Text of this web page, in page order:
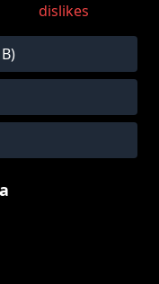
dislikes
)